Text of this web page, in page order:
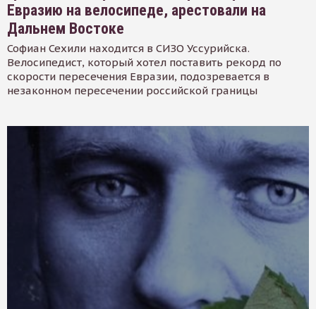
Евразию на велосипеде, арестовали на
Дальнем Востоке
Софиан Сехили находится в СИЗО Уссурийска.
Велосипедист, который хотел поставить рекорд по
скорости пересечения Евразии, подозревается в
незаконном пересечении российской границы